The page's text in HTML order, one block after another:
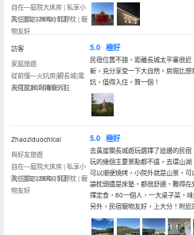
自在—庭院大床房 | 私享小
院 | 浴缸 | BBQ | 乳膠枕 | 寵
物友好
入住於2026年05月
訪客
家庭旅遊
從前慢—火炕房|觀長城|電
視可投屏|可攜寵入住
入住於2026年05月
5.0 極好
民宿位置不錯，距離長城太平寨很
新，充分享受一下大自然。房間比
炕，值得入住。贊一個！
Zhaoziduochicai
與好友旅遊
自在—庭院大床房 | 私享小
院 | 浴缸 | BBQ | 乳膠枕 | 寵
物友好
入住於2026年05月
5.0 極好
去黃崖關長城遊玩選擇了這邊的民
玩的幾個主要景點都不遠，去環山湖
可以順便燒烤，小院外就是山景，
論枕頭還是床墊，都很舒適，難得
擇定食，80一個人，一大桌子菜，
另外，民宿寵物友好，上大分！附